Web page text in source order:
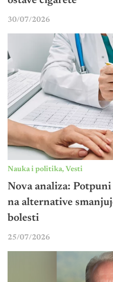
30/07/2026
Nauka i politika, Vesti
Nova analiza:
na alternative
bolesti
25/07/2026